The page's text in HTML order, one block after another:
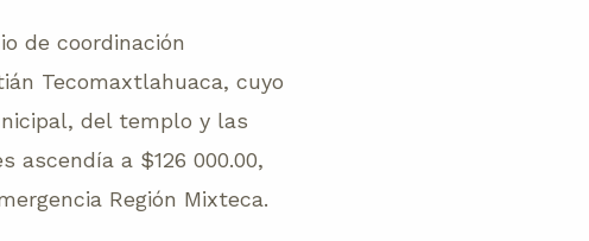
de coordinación
Tecomaxtlahuaca, cuyo
del templo y las
ascendía a $126 000.00,
Región Mixteca.